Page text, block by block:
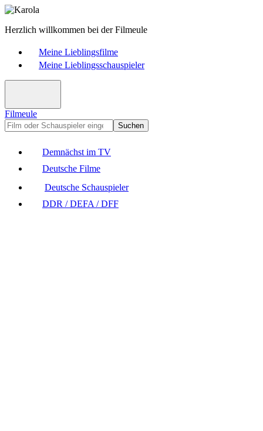
Herzlich willkommen bei der Filmeule
Meine Lieblingsfilme
Meine Lieblingsschauspieler
Filmeule
Suchen
Demnächst im TV
Deutsche Filme
Deutsche Schauspieler
DDR / DEFA / DFF